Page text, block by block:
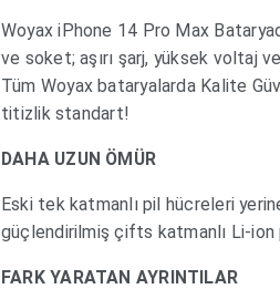
Woyax iPhone 14 Pro Max
ve soket; aşırı şarj, yüksek voltaj
Tüm Woyax bataryalarda Kalite
titizlik standart!
DAHA UZUN ÖMÜR
Eski tek katmanlı pil hücreleri
güçlendirilmiş çifts katmanlı Li-ion
FARK YARATAN AYRINTILAR